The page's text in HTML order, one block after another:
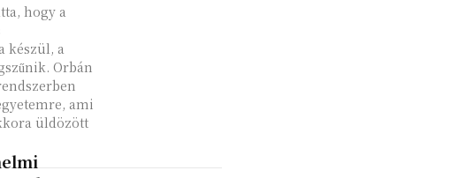
hogy a
készül, a
Orbán
ami
üldözött